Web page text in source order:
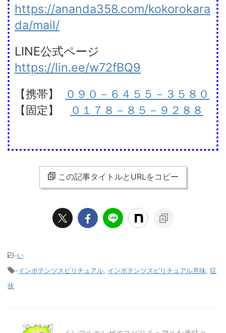
https://ananda358.com/kokorokara
da/mail/
LINE公式ページ
https://lin.ee/w72fBQ9
【携帯】
０９０－６４５５－３５８０
【固定】
０１７８－８５－９２８８
この記事タイトルとURLをコピー
-い
-インポテンツスピリチュアル, インポテンツスピリチュアル意味, 症
状